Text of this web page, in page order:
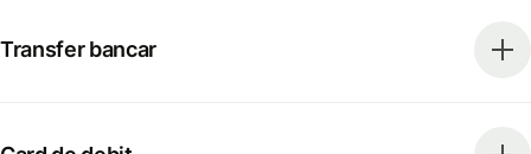
Transfer bancar